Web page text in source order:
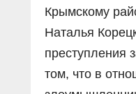
Крымскому
Наталья
преступления
том, что в